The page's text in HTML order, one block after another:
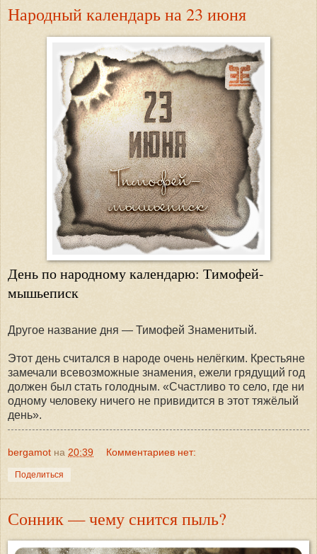
Народный календарь на 23 июня
День по народному календарю: Тимофей-
мышьеписк
Другое название дня — Тимофей Знаменитый.
Этот день считался в народе очень нелёгким. Крестьяне
замечали всевозможные знамения, ежели грядущий год
должен был стать голодным. «Счастливо то село, где ни
одному человеку ничего не привидится в этот тяжёлый
день».
bergamot на 20:39 Комментариев нет:
Поделиться
Сонник — чему снится пыль?